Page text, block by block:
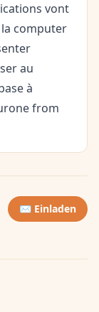
vont
la computer
au
à
from
✉️ Einladen